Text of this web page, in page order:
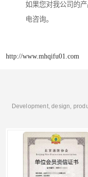
如果您对我公司的
电咨询。
http://www.mhqifu01.com
Development, design,